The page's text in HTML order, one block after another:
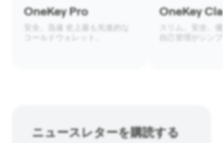
OneKey Pro
コールドウォレット。
OneKey
ニュースレターを購読する